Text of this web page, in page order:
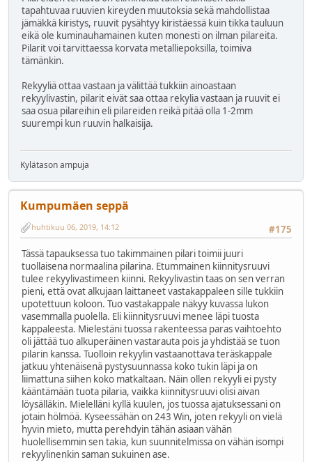
tapahtuvaa ruuvien kireyden muutoksia sekä mahdollistaa
jämäkkä kiristys, ruuvit pysähtyy kiristäessä kuin tikka tauluun
eikä ole kuminauhamainen kuten monesti on ilman pilareita.
Pilarit voi tarvittaessa korvata metalliepoksilla, toimiva
tämänkin.
Rekyyliä ottaa vastaan ja välittää tukkiin ainoastaan
rekyylivastin, pilarit eivät saa ottaa rekylia vastaan ja ruuvit ei
saa osua pilareihin eli pilareiden reikä pitää olla 1-2mm
suurempi kun ruuvin halkaisija.
Kylätason ampuja
Kumpumäen seppä
#175
huhtikuu 06, 2019, 14:12
Tässä tapauksessa tuo takimmainen pilari toimii juuri
tuollaisena normaalina pilarina. Etummainen kiinnitysruuvi
tulee rekyylivastimeen kiinni. Rekyylivastin taas on sen verran
pieni, että ovat alkujaan laittaneet vastakappaleen sille tukkiin
upotettuun koloon. Tuo vastakappale näkyy kuvassa lukon
vasemmalla puolella. Eli kiinnitysruuvi menee läpi tuosta
kappaleesta. Mielestäni tuossa rakenteessa paras vaihtoehto
oli jättää tuo alkuperäinen vastarauta pois ja yhdistää se tuon
pilarin kanssa. Tuolloin rekyylin vastaanottava teräskappale
jatkuu yhtenäisenä pystysuunnassa koko tukin läpi ja on
liimattuna siihen koko matkaltaan. Näin ollen rekyyli ei pysty
kääntämään tuota pilaria, vaikka kiinnitysruuvi olisi aivan
löysälläkin. Mielelläni kyllä kuulen, jos tuossa ajatuksessani on
jotain hölmöä. Kyseessähän on 243 Win, joten rekyyli on vielä
hyvin mieto, mutta perehdyin tähän asiaan vähän
huolellisemmin sen takia, kun suunnitelmissa on vähän isompi
rekyylinenkin saman sukuinen ase.